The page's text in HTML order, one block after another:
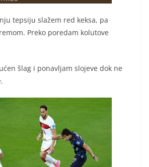
tepsiju slažem red keksa, pa
Preko poredam kolutove
šlag i ponavljam slojeve dok ne